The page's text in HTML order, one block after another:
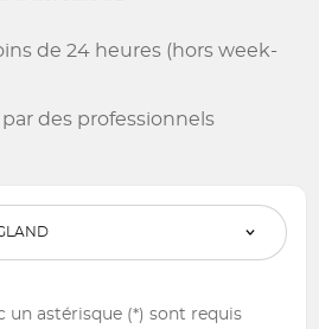
de 24 heures (hors week-
des professionnels
un astérisque (*) sont requis